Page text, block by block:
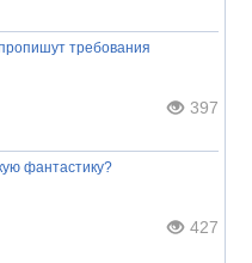
требования
397
фантастику?
427